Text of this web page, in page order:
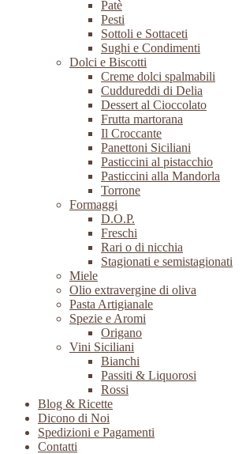
Patè
Pesti
Sottoli e Sottaceti
Sughi e Condimenti
Dolci e Biscotti
Creme dolci spalmabili
Cuddureddi di Delia
Dessert al Cioccolato
Frutta martorana
Il Croccante
Panettoni Siciliani
Pasticcini al pistacchio
Pasticcini alla Mandorla
Torrone
Formaggi
D.O.P.
Freschi
Rari o di nicchia
Stagionati e semistagionati
Miele
Olio extravergine di oliva
Pasta Artigianale
Spezie e Aromi
Origano
Vini Siciliani
Bianchi
Passiti & Liquorosi
Rossi
Blog & Ricette
Dicono di Noi
Spedizioni e Pagamenti
Contatti